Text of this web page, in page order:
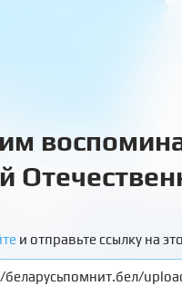
и отправьте ссылку на